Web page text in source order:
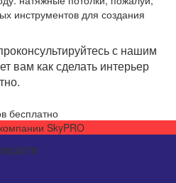
инструментов для создания
с нашим
вам как сделать интерьер
SkyPRO